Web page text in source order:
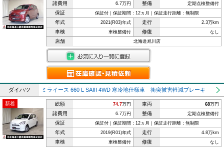
諸費用 6.7万円 整備 定期点検整備付
保証 保証付｜保証期間：12ヵ月｜保証走行距離：無制限
年式 2021(R03)年式 走行 2.3万km
車検 車検整備付 修復 なし
店舗 北海道旭川店
ダイハツ ミライース 660 L SAIII 4WD 寒冷地仕様車 衝突被害軽減ブレーキ
新着 総額 74.7万円 車両 68万円
諸費用 6.7万円 整備 定期点検整備付
保証 保証付｜保証期間：12ヵ月｜保証走行距離：無制限
年式 2019(R01)年式 走行 4.8万km
車検 車検整備付 修復 なし